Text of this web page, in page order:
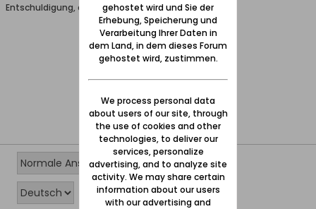
Entschuldigung, du darfst diese Seite nicht aufrufen.
gehostet wird und Sie der
Erhebung, Speicherung und
Verarbeitung Ihrer Daten in
dem Land, in dem dieses Forum
gehostet wird, zustimmen.
We process personal data
about users of our site, through
the use of cookies and other
technologies, to deliver our
services, personalize
advertising, and to analyze site
activity. We may share certain
information about our users
with our advertising and